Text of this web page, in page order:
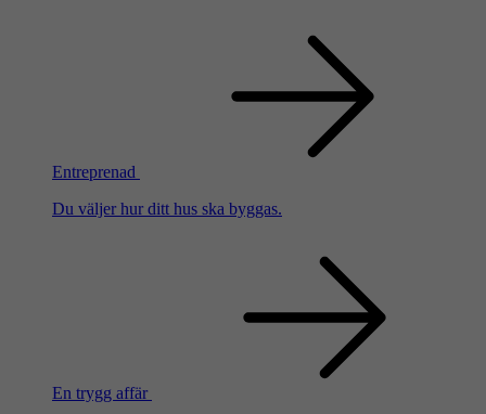
Entreprenad
Du väljer hur ditt hus ska byggas.
En trygg affär